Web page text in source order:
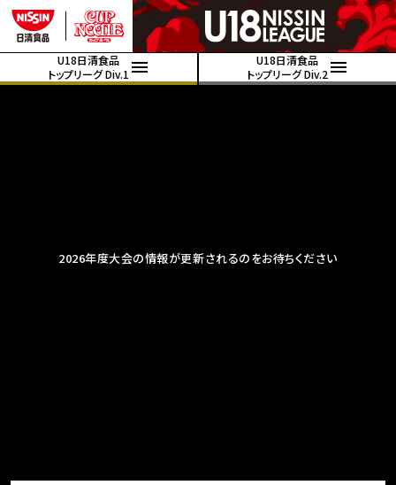
U18日清食品
トップリーグ Div.1
U18日清食品
トップリーグ Div.2
2026年度大会の情報が更新されるのをお待ちください